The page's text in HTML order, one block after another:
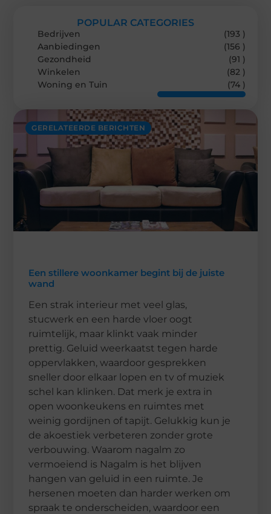
GERELATEERDE BERICHTEN
Een stillere woonkamer begint bij de juiste
wand
Een strak interieur met veel glas,
stucwerk en een harde vloer oogt
ruimtelijk, maar klinkt vaak minder
prettig. Geluid weerkaatst tegen harde
oppervlakken, waardoor gesprekken
sneller door elkaar lopen en tv of muziek
schel kan klinken. Dat merk je extra in
open woonkeukens en ruimtes met
weinig gordijnen of tapijt. Gelukkig kun je
de akoestiek verbeteren zonder grote
verbouwing. Waarom nagalm zo
vermoeiend is Nagalm is het blijven
hangen van geluid in een ruimte. Je
hersenen moeten dan harder werken om
spraak te onderscheiden, waardoor een
POPULAR CATEGORIES
Bedrijven
(193 )
Aanbiedingen
(156 )
Gezondheid
(91 )
Winkelen
(82 )
Woning en Tuin
(74 )